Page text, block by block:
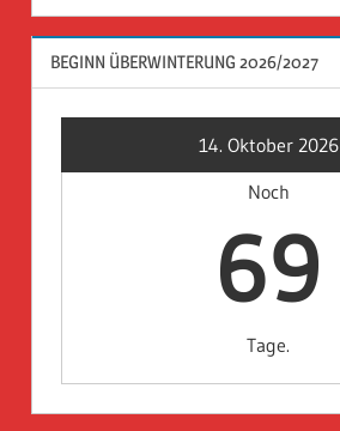
BEGINN ÜBERWINTERUNG 2026/2027
14. Oktober 2026
Noch
69
Tage.